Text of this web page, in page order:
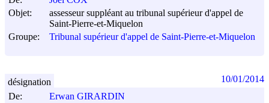
Objet:
assesseur suppléant au tribunal supérieur d'appel de
Saint-Pierre-et-Miquelon
Groupe:
Tribunal supérieur d'appel de Saint-Pierre-et-Miquelon
De:
Erwan GIRARDIN
désignation 10/01/2014